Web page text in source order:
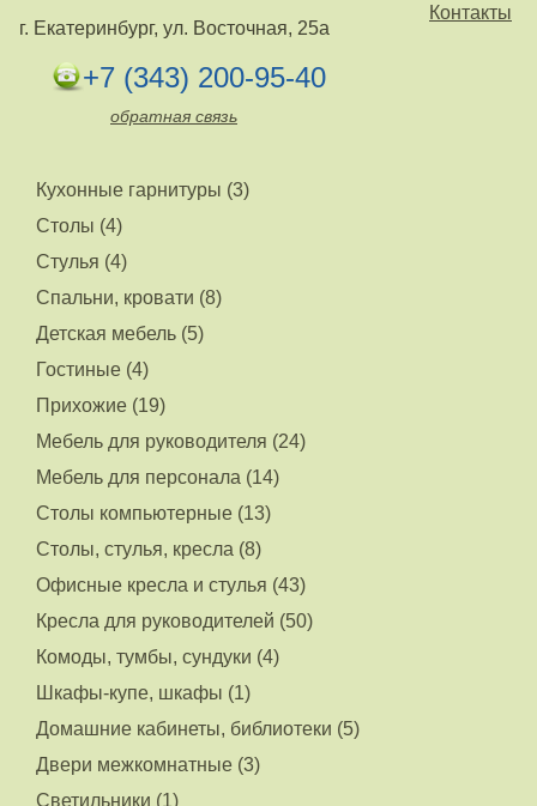
Контакты
г. Екатеринбург, ул. Восточная, 25а
+7 (343) 200-95-40
обратная связь
Кухонные гарнитуры (3)
Столы (4)
Стулья (4)
Спальни, кровати (8)
Детская мебель (5)
Гостиные (4)
Прихожие (19)
Мебель для руководителя (24)
Мебель для персонала (14)
Столы компьютерные (13)
Столы, стулья, кресла (8)
Офисные кресла и стулья (43)
Кресла для руководителей (50)
Комоды, тумбы, сундуки (4)
Шкафы-купе, шкафы (1)
Домашние кабинеты, библиотеки (5)
Двери межкомнатные (3)
Светильники (1)